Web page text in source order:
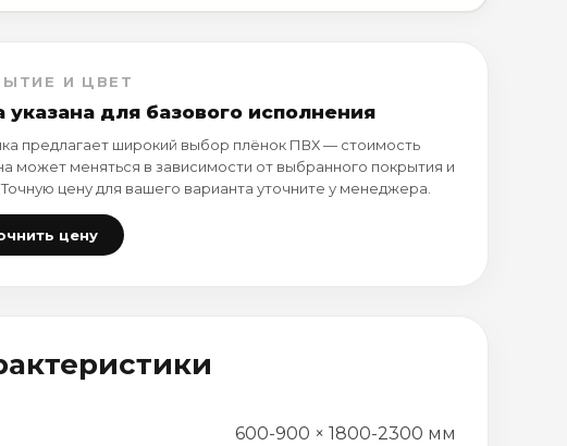
И ЦВЕТ
указана для базового исполнения
предлагает широкий выбор плёнок ПВХ — стоимость
может меняться в зависимости от выбранного покрытия и
Точную цену для вашего варианта уточните у менеджера.
цену
600-900 × 1800-2300 мм